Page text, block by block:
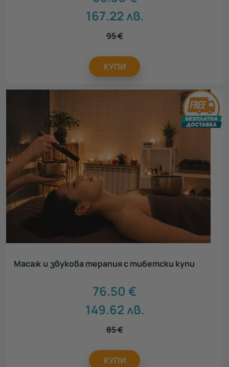
167.22лв.
95€
КУПИ
Масаж и звукова терапия с тибетски купи
76.50 €
149.62лв.
85€
КУПИ